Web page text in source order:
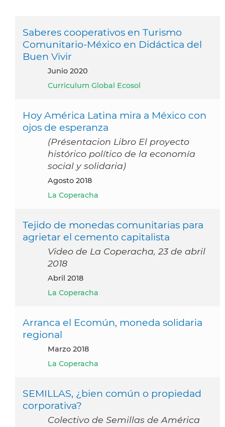
Saberes cooperativos en Turismo
Comunitario-México en Didáctica del
Buen Vivir
junio 2020
Curriculum Global Ecosol
Hoy América Latina mira a México con
ojos de esperanza
(Présentacion Libro El proyecto
histórico político de la economía
social y solidaria)
agosto 2018
La Coperacha
Tejido de monedas comunitarias para
agrietar el cemento capitalista
Video de La Coperacha, 23 de abril
2018
abril 2018
La Coperacha
Arranca el Ecomún, moneda solidaria
regional
marzo 2018
La Coperacha
SEMILLAS, ¿bien común o propiedad
corporativa?
Colectivo de Semillas de América